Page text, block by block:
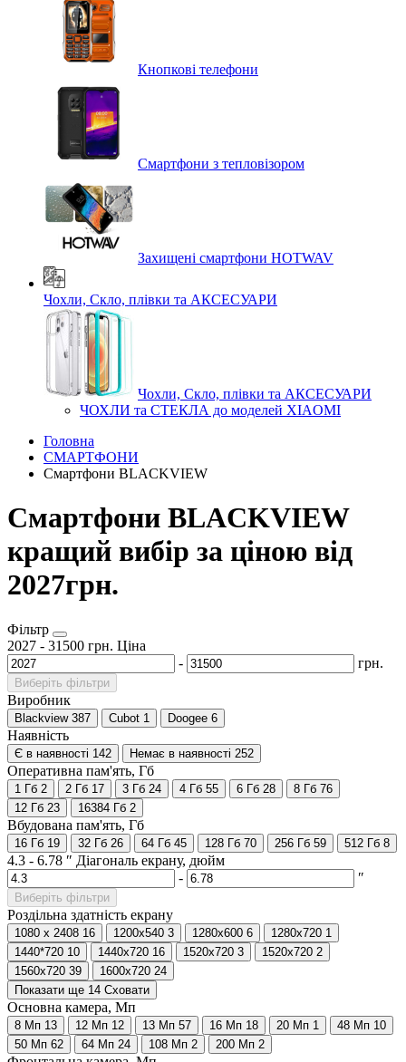
Кнопкові телефони
Смартфони з тепловізором
Захищені смартфони HOTWAV
Чохли, Скло, плівки та АКСЕСУАРИ
Чохли, Скло, плівки та АКСЕСУАРИ
ЧОХЛИ та СТЕКЛА до моделей XIAOMI
Головна
СМАРТФОНИ
Смартфони BLACKVIEW
Смартфони BLACKVIEW
кращий вибір за ціною від
2027грн.
Фільтр
2027 - 31500 грн. Ціна
-
грн.
Виберіть фільтри
Виробник
Blackview 387 Cubot 1 Doogee 6
Наявність
Є в наявності 142 Немає в наявності 252
Оперативна пам'ять, Гб
1 Гб 2 2 Гб 17 3 Гб 24 4 Гб 55 6 Гб 28 8 Гб 76
12 Гб 23 16384 Гб 2
Вбудована пам'ять, Гб
16 Гб 19 32 Гб 26 64 Гб 45 128 Гб 70 256 Гб 59 512 Гб 8
4.3 - 6.78 ″ Діагональ екрану, дюйм
-
″
Виберіть фільтри
Роздільна здатність екрану
1080 x 2408 16 1200x540 3 1280x600 6 1280x720 1
1440*720 10 1440x720 16 1520x720 3 1520х720 2
1560x720 39 1600x720 24
Показати ще 14 Сховати
Основна камера, Мп
8 Мп 13 12 Мп 12 13 Мп 57 16 Мп 18 20 Мп 1 48 Мп 10
50 Мп 62 64 Мп 24 108 Мп 2 200 Мп 2